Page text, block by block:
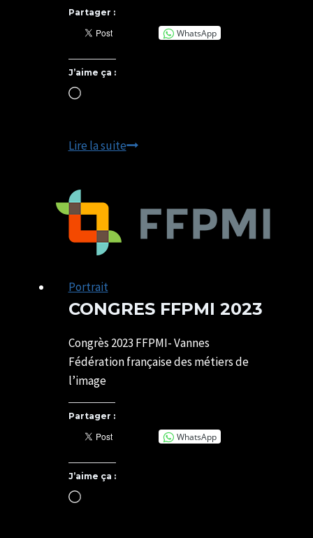
Partager :
WhatsApp
J’aime ça :
Chargement…
Lire la suiteDE
NAISSANCE
Portrait
CONGRES FFPMI 2023
CHATELAIS
Congrès 2023 FFPMI- Vannes
Fédération française des métiers de
l’image
Partager :
WhatsApp
J’aime ça :
Chargement…